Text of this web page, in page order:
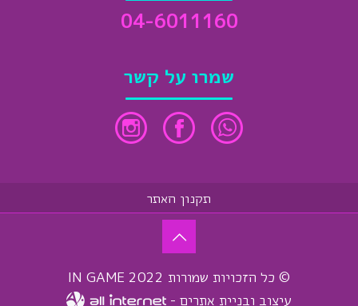
04-6011160
שמרו על קשר
תקנון האתר
© כל הזכויות שמורות 2022 IN GAME
עיצוב ובניית אתרים -